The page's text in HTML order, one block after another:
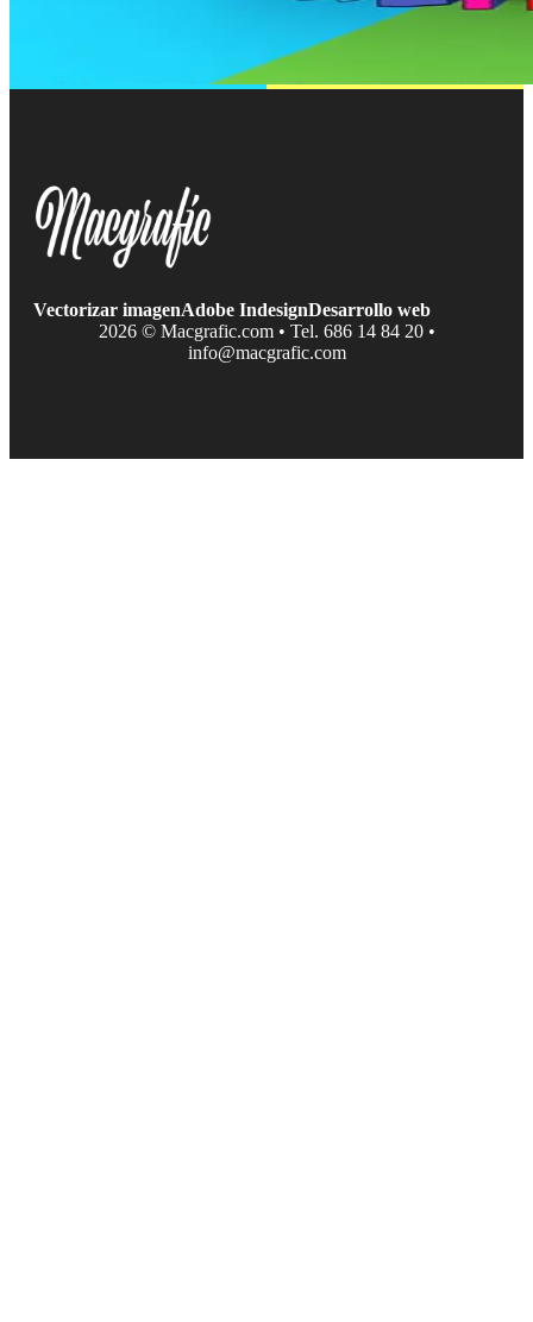
Vectorizar imagenAdobe IndesignDesarrollo web
2026 © Macgrafic.com • Tel. 686 14 84 20 •
info@macgrafic.com